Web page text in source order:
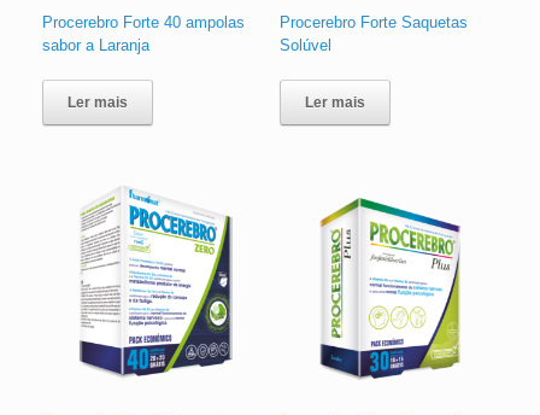
Procerebro Forte 40 ampolas
sabor a Laranja
Ler mais
Procerebro Forte Saquetas
Solúvel
Ler mais